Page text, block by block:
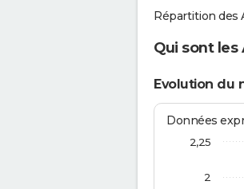
Répartition des
Qui sont les
Evolution du
Données
2
2,25